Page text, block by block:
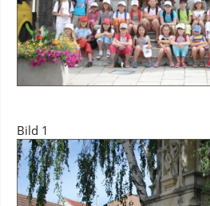
Bild 1